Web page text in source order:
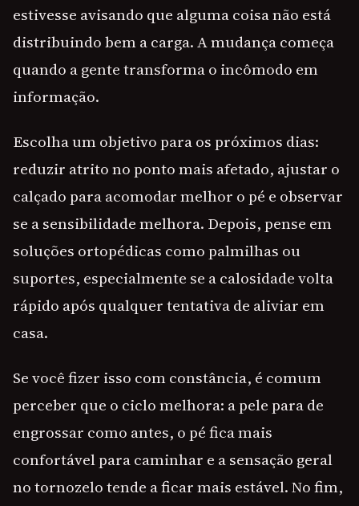
estivesse avisando que alguma coisa não está
distribuindo bem a carga. A mudança começa
quando a gente transforma o incômodo em
informação.
Escolha um objetivo para os próximos dias:
reduzir atrito no ponto mais afetado, ajustar o
calçado para acomodar melhor o pé e observar
se a sensibilidade melhora. Depois, pense em
soluções ortopédicas como palmilhas ou
suportes, especialmente se a calosidade volta
rápido após qualquer tentativa de aliviar em
casa.
Se você fizer isso com constância, é comum
perceber que o ciclo melhora: a pele para de
engrossar como antes, o pé fica mais
confortável para caminhar e a sensação geral
no tornozelo tende a ficar mais estável. No fim,